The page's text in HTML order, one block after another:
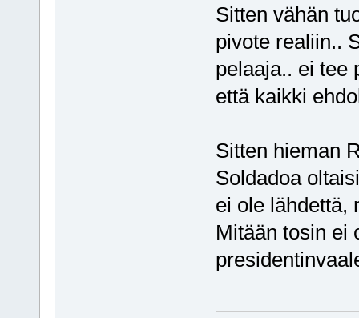
Sitten vähän
pivote realiin..
pelaaja.. ei tee
että kaikki
Sitten hieman
Soldadoa
ei ole lähdettä,
Mitään tosin ei